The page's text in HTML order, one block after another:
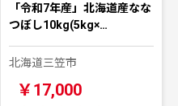
「令和7年産」北海道産なな
つぼし10kg(5kg×…
北海道三笠市
￥17,000